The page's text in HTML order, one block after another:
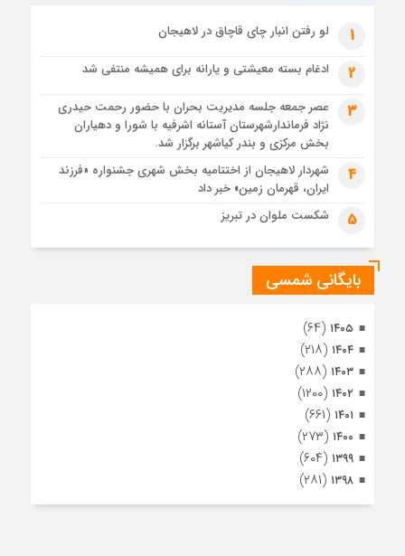
4 هفته قبل
رئوف
تصاویر هوایی مراسم تشییع پیکر مطهر آقای شهید ایران – مشهد
مراسم تشییع پیکر مطهر آقای شهید ایران – مشهد
تصاویری از تراکم جمعیت حاضر در میدان ثورهالعشرین نجف
اشرف
1 لو رفتن انبار چای قاچاق در لاهیجان
2 ادغام بسته معیشتی و یارانه برای همیشه منتفی شد
3
عصر جمعه جلسه مدیریت بحران با حضور رحمت حیدری
نژاد فرماندارشهرستان آستانه اشرفیه با شورا و دهیاران
بخش مرکزی و بندر کیاشهر برگزار شد.
4
شهردار لاهیجان از اختتامیه بخش شهری جشنواره «فرزند
ایران، قهرمان زمین» خبر داد
5 شکست ملوان در تبریز
بایگانی شمسی
۱۴۰۵ (۶۴)
۱۴۰۴ (۲۱۸)
۱۴۰۳ (۲۸۸)
۱۴۰۲ (۱۲۰۰)
۱۴۰۱ (۶۶۱)
۱۴۰۰ (۲۷۳)
۱۳۹۹ (۶۰۴)
۱۳۹۸ (۲۸۱)